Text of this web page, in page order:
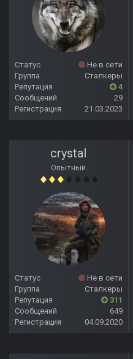
Статус
Не в сети
Группа
Сталкеры
Репутация
4
Сообщений
29
Регистрация
21.03.2023
crystal
Опытный
Статус
Не в сети
Группа
Сталкеры
Репутация
311
Сообщений
649
Регистрация
04.09.2020